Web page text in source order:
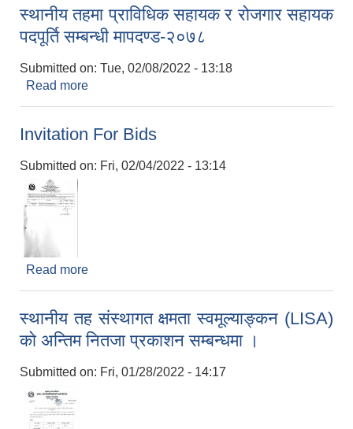
स्थानीय तहमा प्राविधिक सहायक र रोजगार सहायक
पदपूर्ति सम्बन्धी मापदण्ड-२०७८
Submitted on: Tue, 02/08/2022 - 13:18
Read more
Invitation For Bids
Submitted on: Fri, 02/04/2022 - 13:14
Read more
स्थानीय तह संस्थागत क्षमता स्वमूल्याङ्कन (LISA)
काे अन्तिम नितजा प्रकाशन सम्बन्धमा ।
Submitted on: Fri, 01/28/2022 - 14:17